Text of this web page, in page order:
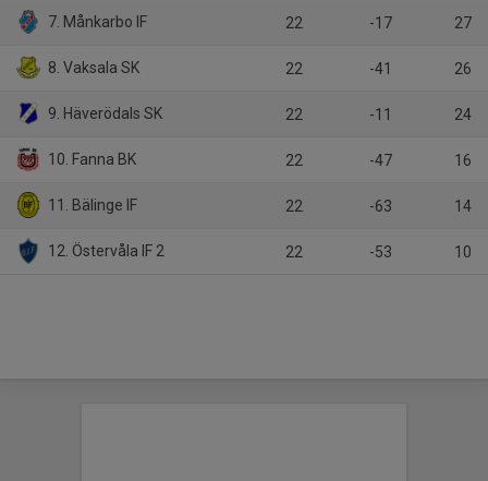
7. Månkarbo IF 22 -17 27
8. Vaksala SK 22 -41 26
9. Häverödals SK 22 -11 24
10. Fanna BK 22 -47 16
11. Bälinge IF 22 -63 14
12. Östervåla IF 2 22 -53 10